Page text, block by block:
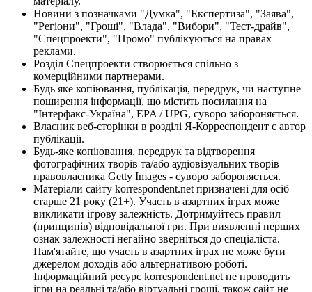
Новини з позначками "Думка", "Експертиза", "Заява",
"Регіони", "Гроші", "Влада", "Вибори", "Тест-драйв",
"Спецпроекти", "Промо" публікуються на правах
реклами.
Розділ Спецпроекти створюється спільно з
комерційними партнерами.
Будь яке копіювання, публікація, передрук, чи наступне
поширення інформації, що містить посилання на
"Інтерфакс-Україна", EPA / UPG, суворо забороняється.
Власник веб-сторінки в розділі Я-Корреспондент є автор
публікації.
Будь-яке копіювання, передрук та відтворення
фотографічних творів та/або аудіовізуальних творів
правовласника Getty Images - суворо забороняється.
Матеріали сайту korrespondent.net призначені для осіб
старше 21 року (21+). Участь в азартних іграх може
викликати ігрову залежність. Дотримуйтесь правил
(принципів) відповідальної гри. При виявленні перших
ознак залежності негайно зверніться до спеціаліста.
Пам'ятайте, що участь в азартних іграх не може бути
джерелом доходів або альтернативою роботі.
Інформаційний ресурс korrespondent.net не проводить
ігри на реальні та/або віртуальні гроші, також сайт не